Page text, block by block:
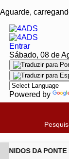
Aguarde,
Entrar
Sábado, 08 de
Powered by
DA PONTE